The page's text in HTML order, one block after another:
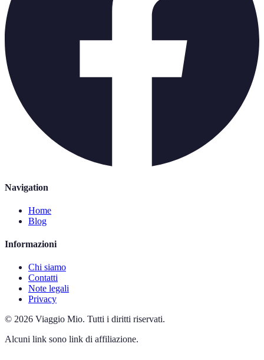
Navigation
Home
Blog
Informazioni
Chi siamo
Contatti
Note legali
Privacy
© 2026 Viaggio Mio. Tutti i diritti riservati.
Alcuni link sono link di affiliazione.